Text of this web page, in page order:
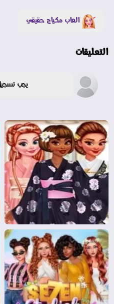
العاب مكياج حقيقي
التعليقات
يجب